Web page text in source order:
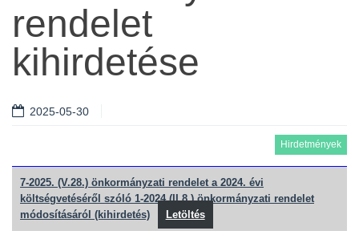
rendelet
kihirdetése
2025-05-30
Hirdetmények
7-2025. (V.28.) önkormányzati rendelet a 2024. évi
költségvetéséről szóló 1-2024.(II.8.) önkormányzati rendelet
módosításáról (kihirdetés)
Letöltés